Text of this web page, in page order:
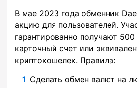
В мае 2023 года обменник
акцию для пользователей.
гарантированно получают 500
карточный счет или
криптокошелек. Правила:
Сделать обмен валют на